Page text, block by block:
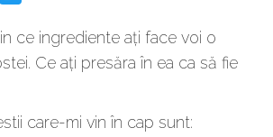
ce ingrediente ați face voi o
Ce ați presăra în ea ca să fie
care-mi vin în cap sunt: